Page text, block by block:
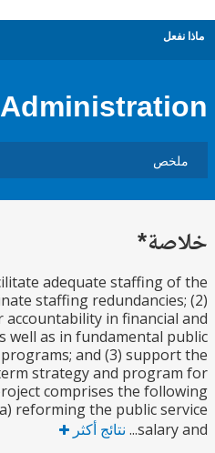
facilitate adequate staffing
eliminate staffing
for accountability in
as well as in fundamental
programs; and (3)
term strategy and
project comprises the
(a) reforming the public
نتائج أكثر